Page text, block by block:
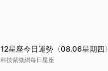
12星座今日運勢〈08.06星期四〉
科技紫微網每日星座